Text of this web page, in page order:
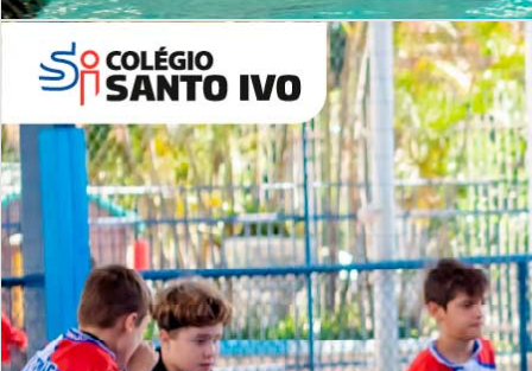
Período Integral | Saiba mais
Lista de vídeos
NOSSOCANAL